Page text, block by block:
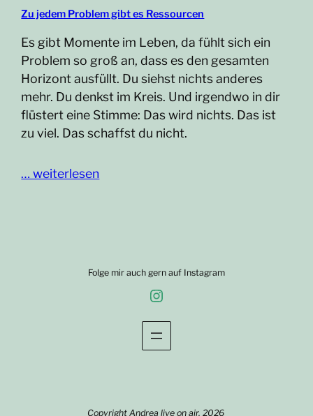
Zu jedem Problem gibt es Ressourcen
Es gibt Momente im Leben, da fühlt sich ein
Problem so groß an, dass es den gesamten
Horizont ausfüllt. Du siehst nichts anderes
mehr. Du denkst im Kreis. Und irgendwo in dir
flüstert eine Stimme: Das wird nichts. Das ist
zu viel. Das schaffst du nicht.
… weiterlesen
Folge mir auch gern auf Instagram
Instagram
Copyright Andrea live on air, 2026